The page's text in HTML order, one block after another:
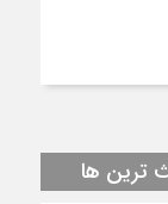
ترین ها